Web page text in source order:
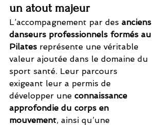
un atout majeur
L’accompagnement par des anciens
danseurs professionnels formés au
Pilates représente une véritable
valeur ajoutée dans le domaine du
sport santé. Leur parcours
exigeant leur a permis de
développer une connaissance
approfondie du corps en
mouvement, ainsi qu’une